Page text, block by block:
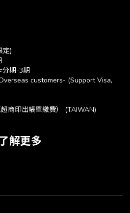
定)
分期-3期
customers- (Support Visa,
商印出帳單繳費） (TAIWAN)
解更多